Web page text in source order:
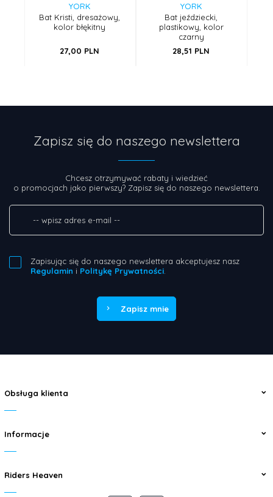
YORK
Bat Kristi, dresażowy,
kolor błękitny
27,00 PLN
YORK
Bat jeździecki,
plastikowy, kolor
czarny
28,51 PLN
Zapisz się do naszego newslettera
Chcesz otrzymywać rabaty i wiedzieć
o promocjach jako pierwszy? Zapisz się do naszego newslettera.
Zapisując się do naszego newslettera akceptujesz nasz
Regulamin i Politykę Prywatności
Zapisz mnie
Obsługa klienta
Informacje
Riders Heaven